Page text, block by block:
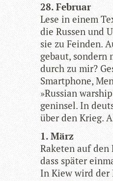
28. Februar
Lese in einem
die Rus­sen und
sie zu Fein­den.
gebaut, son­dern
durch zu mir?
Smart­phone,
»Rus­sian
gen­in­sel. In
über den Krieg.
1. März
Rake­ten auf
dass spä­ter
In Kiew wird der